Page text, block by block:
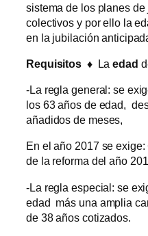
sistema de los planes
colectivos y por ello la
en la jubilación
Requisitos ♦ Laedad
-La regla general: se
los 63 años de edad,
añadidos de meses,
En el año 2017 se
de la reforma del año
-La regla especial: se
edad más una amplia
de 38 años cotizados.